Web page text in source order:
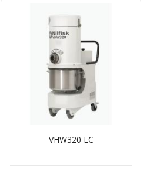
VHW311